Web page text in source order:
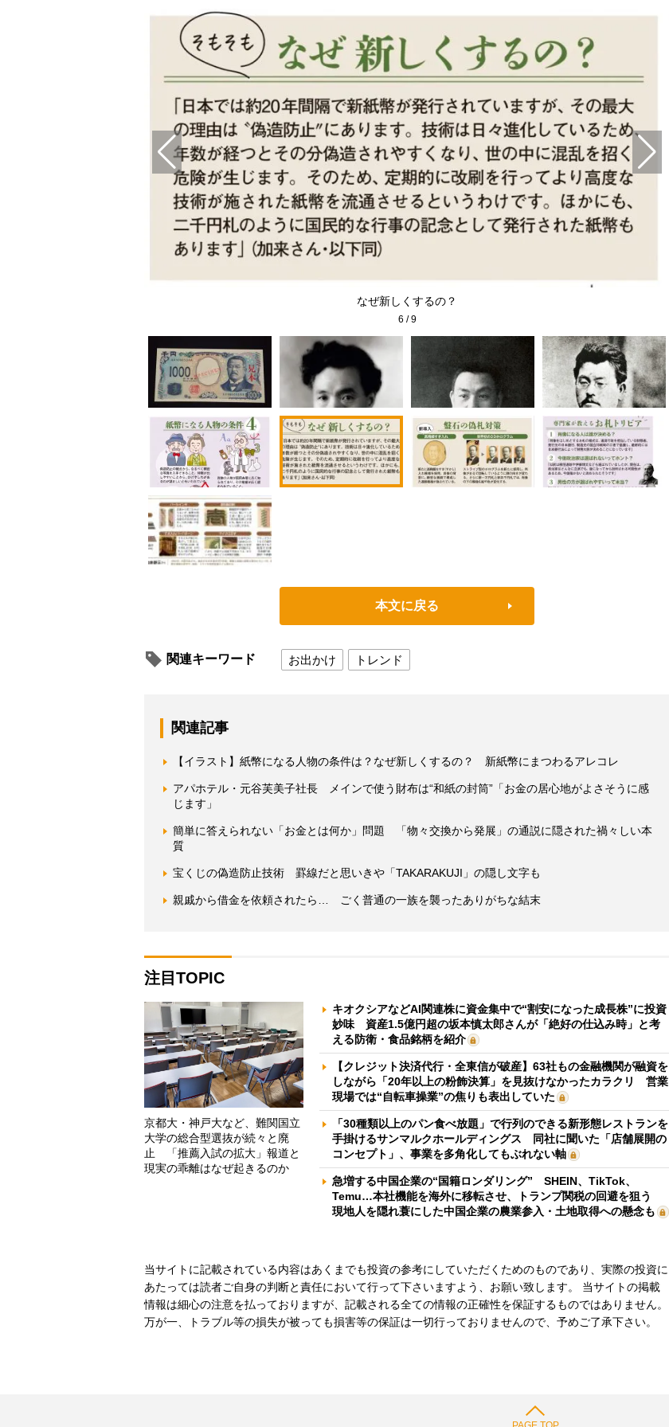
なぜ新しくするの？
6 /9
本文に戻る
関連キーワード お出かけ トレンド
関連記事
【イラスト】紙幣になる人物の条件は？なぜ新しくするの？ 新紙幣にまつわるアレコレ
アパホテル・元谷芙美子社長 メインで使う財布は“和紙の封筒”「お金の居心地がよさそうに感
じます」
簡単に答えられない「お金とは何か」問題 「物々交換から発展」の通説に隠された禍々しい本
質
宝くじの偽造防止技術 罫線だと思いきや「TAKARAKUJI」の隠し文字も
親戚から借金を依頼されたら… ごく普通の一族を襲ったありがちな結末
注目TOPIC
京都大・神戸大など、難関国立
大学の総合型選抜が続々と廃
止 「推薦入試の拡大」報道と
現実の乖離はなぜ起きるのか
キオクシアなどAI関連株に資金集中で“割安になった成長株”に投資
妙味 資産1.5億円超の坂本慎太郎さんが「絶好の仕込み時」と考
える防衛・食品銘柄を紹介
【クレジット決済代行・全東信が破産】63社もの金融機関が融資を
しながら「20年以上の粉飾決算」を見抜けなかったカラクリ 営業
現場では“自転車操業”の焦りも表出していた
「30種類以上のパン食べ放題」で行列のできる新形態レストランを
手掛けるサンマルクホールディングス 同社に聞いた「店舗展開の
コンセプト」、事業を多角化してもぶれない軸
急増する中国企業の“国籍ロンダリング” SHEIN、TikTok、
Temu…本社機能を海外に移転させ、トランプ関税の回避を狙う
現地人を隠れ蓑にした中国企業の農業参入・土地取得への懸念も
当サイトに記載されている内容はあくまでも投資の参考にしていただくためのものであり、実際の投資に
あたっては読者ご自身の判断と責任において行って下さいますよう、お願い致します。 当サイトの掲載
情報は細心の注意を払っておりますが、記載される全ての情報の正確性を保証するものではありません。
万が一、トラブル等の損失が被っても損害等の保証は一切行っておりませんので、予めご了承下さい。